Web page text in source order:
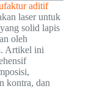
aditif
laser untuk
solid lapis
oleh
Artikel ini
kontra, dan